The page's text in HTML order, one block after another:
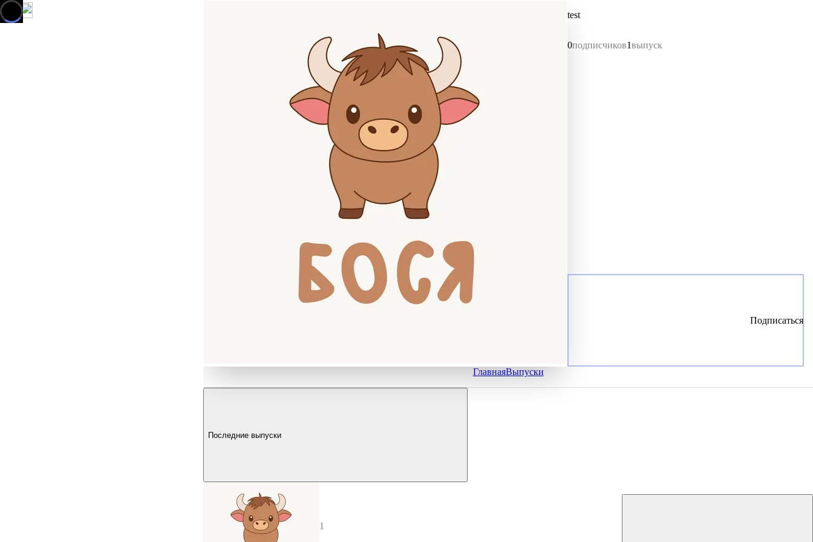
test
0подписчиков1выпуск
Подписаться
ГлавнаяВыпуски
Последние выпуски
1